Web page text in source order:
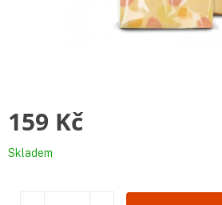
159 Kč
Měrná
Skladem